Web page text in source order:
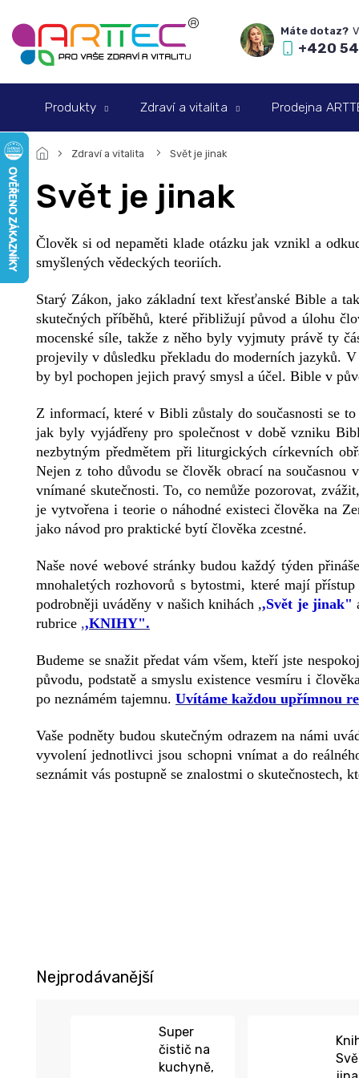
na
obsah
+420
Produkty Zdraví a vitalita Prodejna
Zdraví a vitalita Svět je jinak
Svět je jinak
Člověk si od nepaměti klade otázku jak vznikl a
smyšlených vědeckých teoriích.
Starý Zákon, jako základní text křesťanské Bible a
skutečných příběhů, které přibližují původ a úlohu
mocenské síle, takže z něho byly vyjmuty právě ty
projevily v důsledku překladu do moderních jazyků.
by byl pochopen jejich pravý smysl a účel. Bible v
Z informací, které v Bibli zůstaly do současnosti se
jak byly vyjádřeny pro společnost v době vzniku
nezbytným předmětem při liturgických církevních
Nejen z toho důvodu se člověk obrací na
vnímané skutečnosti. To, co nemůže pozorovat,
je vytvořena i teorie o náhodné existeci člověka na
jako návod pro praktické bytí člověka zcestné.
Naše nové webové stránky budou každý týden
mnohaletých rozhovorů s bytostmi, které mají
podrobněji uváděny v našich knihách ,,Svět je jinak"
rubrice ,,KNIHY".
Budeme se snažit předat vám všem, kteří jste
původu, podstatě a smyslu existence vesmíru i
po neznámém tajemnu. Uvítáme každou upřímnou
Vaše podněty budou skutečným odrazem na námi
vyvolení jednotlivci jsou schopni vnímat a do
seznámit vás postupně se znalostmi o skutečnostech,
Nejprodávanější
Super
čistič na
kuchyně,